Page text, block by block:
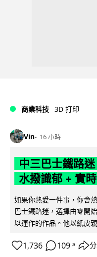
商業科技 3D 打印
Vin 16 小時
中三巴士鐵路
水撥識郁 + 實
如果你熱愛一件事，你會
巴士鐵路迷，選擇由零開
以運作的作品。他以紙皮
1,736 109 ↗